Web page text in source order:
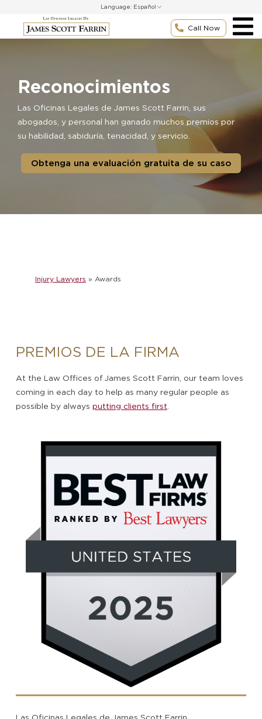
content
Language:
Call Now
Reconocimientos
Las Oficinas Legales de James Scott Farrin, sus
abogados, y personal han ganado muchos premios por
su habilidad, sabiduría, tenacidad, y servicio.
Obtenga una evaluación gratuita de su caso
Injury Lawyers » Awards
PREMIOS DE LA FIRMA
At the Law Offices of James Scott Farrin, our team loves
coming in each day to help as many regular people as
possible by always putting clients first